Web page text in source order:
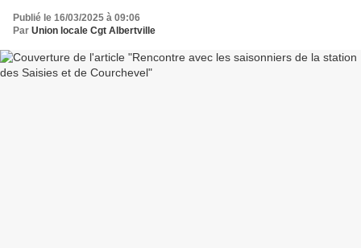
Publié le 16/03/2025 à 09:06
Par Union locale Cgt Albertville